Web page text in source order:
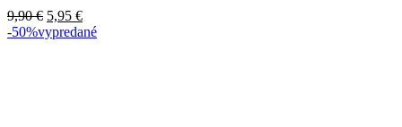
9,90€ Original
price
5,95 €Current
price
-50%vypredané